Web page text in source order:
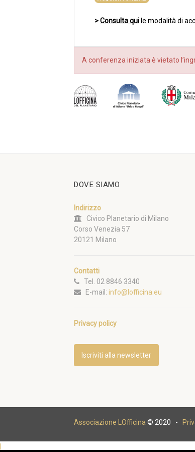
>Consulta qui le modalità di
A conferenza iniziata è vietato
DOVE SIAMO
Indirizzo
Civico Planetario di Milano
Corso Venezia 57
20121 Milano
Contatti
Tel. 02 8846 3340
E-mail: info@lofficina.eu
Privacy policy
Iscriviti alla newsletter
Associazione LOfficina © 2020 -